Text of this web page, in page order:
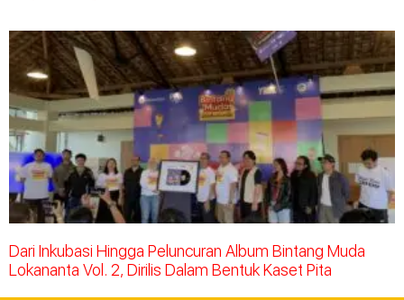
Dari Inkubasi Hingga Peluncuran Album Bintang Muda
Lokananta Vol. 2, Dirilis Dalam Bentuk Kaset Pita